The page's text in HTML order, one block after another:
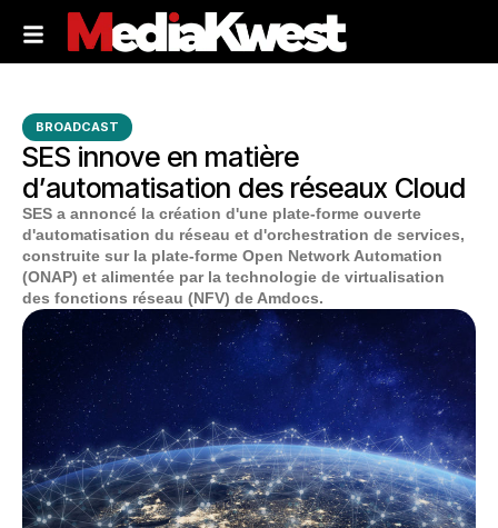
BROADCAST
SES innove en matière
d’automatisation des réseaux Cloud
SES a annoncé la création d'une plate-forme ouverte
d'automatisation du réseau et d'orchestration de services,
construite sur la plate-forme Open Network Automation
(ONAP) et alimentée par la technologie de virtualisation
des fonctions réseau (NFV) de Amdocs.